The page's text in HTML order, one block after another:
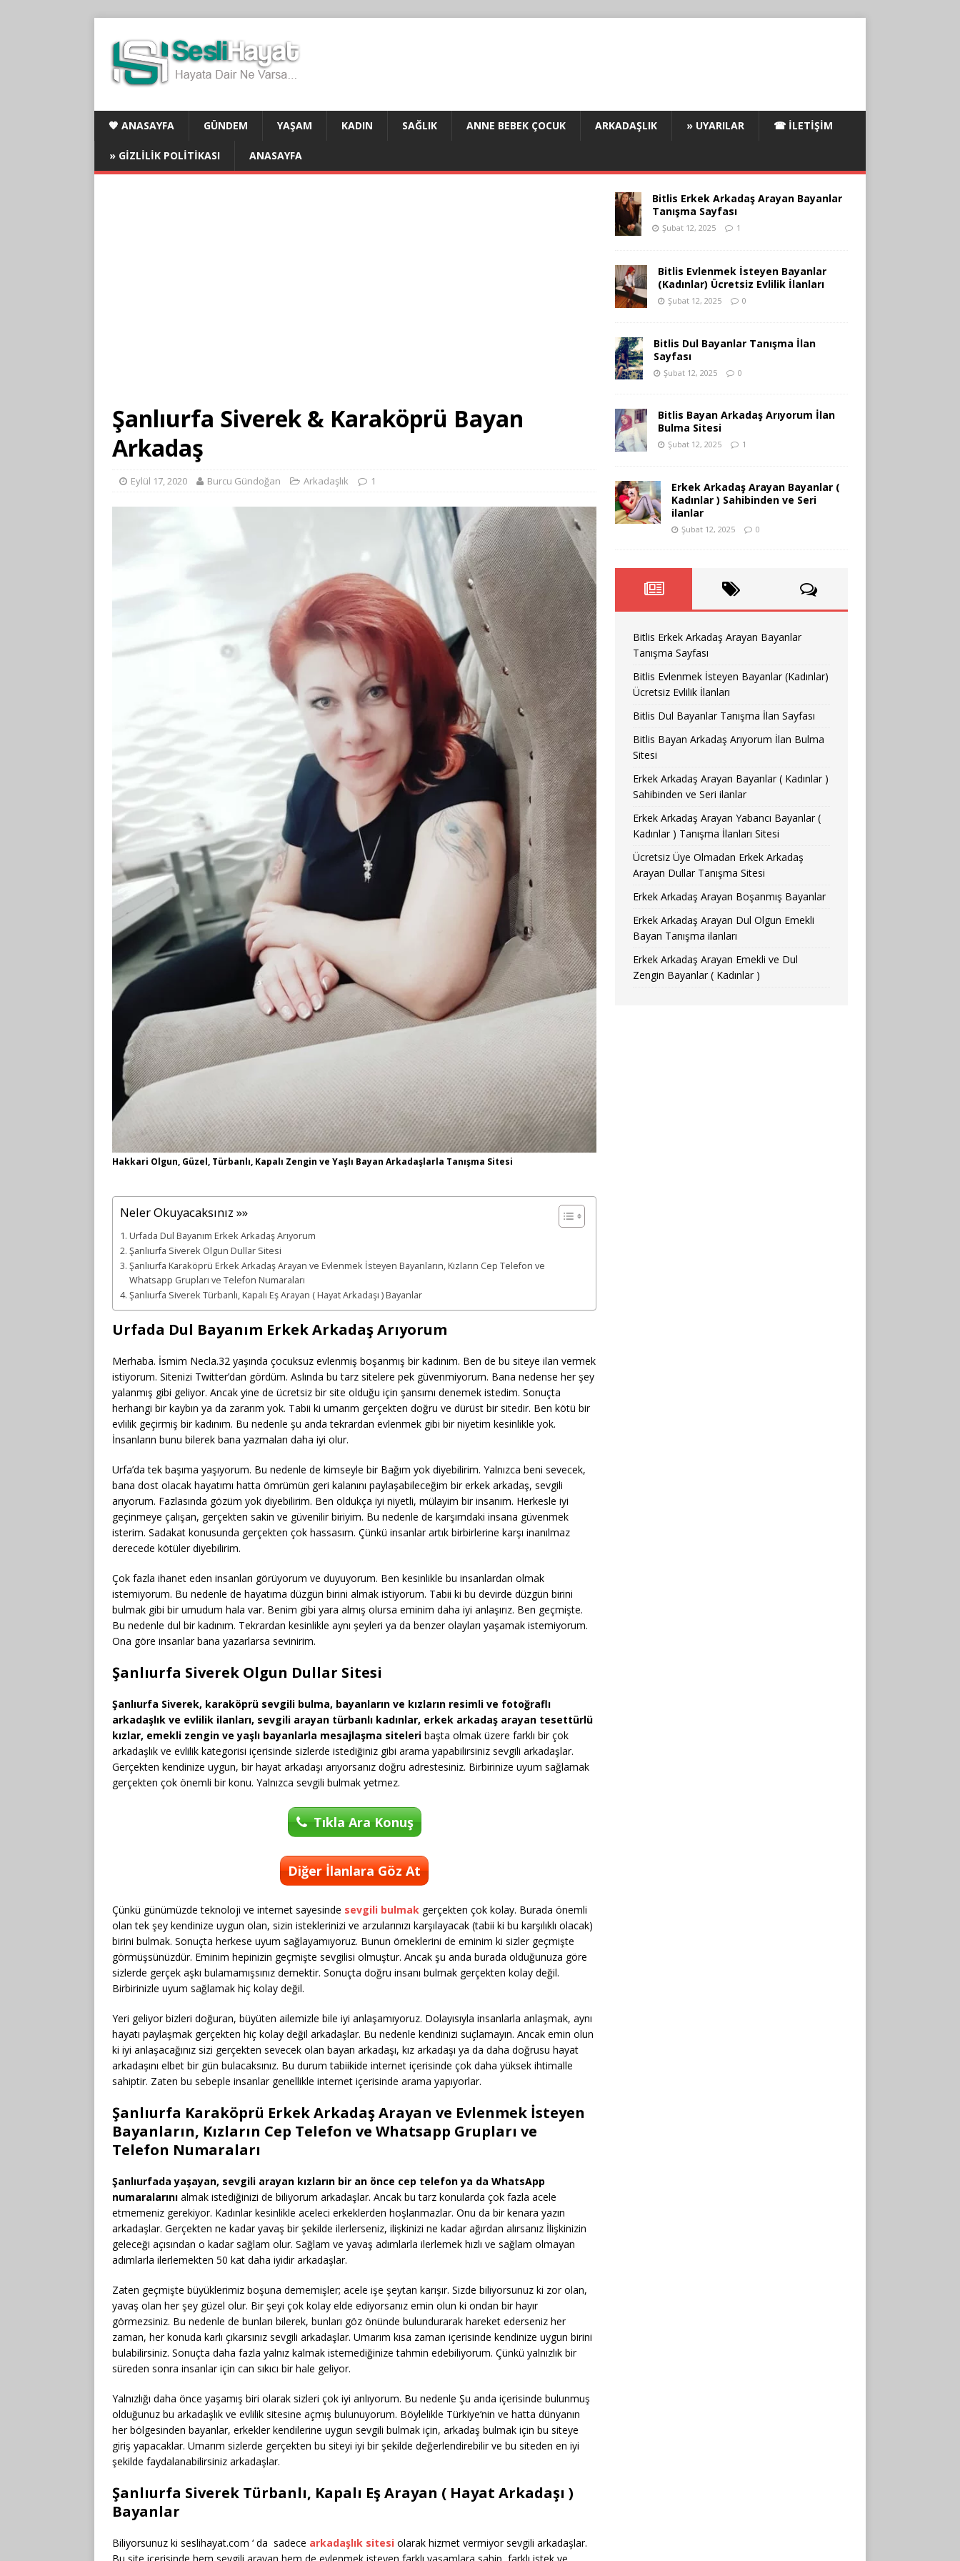
🧡 ANASAYFA GÜNDEM YAŞAM KADIN SAĞLIK ANNE BEBEK ÇOCUK ARKADAŞLIK » UYARILAR ☎ İLETIŞIM
» GIZLILIK POLITIKASI ANASAYFA
Şanlıurfa Siverek & Karaköprü Bayan
Arkadaş
Eylül 17, 2020 Burcu Gündoğan Arkadaşlık 1
Hakkari Olgun, Güzel, Türbanlı, Kapalı Zengin ve Yaşlı Bayan Arkadaşlarla Tanışma Sitesi
Neler Okuyacaksınız »»
Urfada Dul Bayanım Erkek Arkadaş Arıyorum
Şanlıurfa Siverek Olgun Dullar Sitesi
Şanlıurfa Karaköprü Erkek Arkadaş Arayan ve Evlenmek İsteyen Bayanların, Kızların Cep Telefon ve
Whatsapp Grupları ve Telefon Numaraları
Şanlıurfa Siverek Türbanlı, Kapalı Eş Arayan ( Hayat Arkadaşı ) Bayanlar
Urfada Dul Bayanım Erkek Arkadaş Arıyorum
Merhaba. İsmim Necla.32 yaşında çocuksuz evlenmiş boşanmış bir kadınım. Ben de bu siteye ilan vermek
istiyorum. Sitenizi Twitter’dan gördüm. Aslında bu tarz sitelere pek güvenmiyorum. Bana nedense her şey
yalanmış gibi geliyor. Ancak yine de ücretsiz bir site olduğu için şansımı denemek istedim. Sonuçta
herhangi bir kaybın ya da zararım yok. Tabii ki umarım gerçekten doğru ve dürüst bir sitedir. Ben kötü bir
evlilik geçirmiş bir kadınım. Bu nedenle şu anda tekrardan evlenmek gibi bir niyetim kesinlikle yok.
İnsanların bunu bilerek bana yazmaları daha iyi olur.
Urfa’da tek başıma yaşıyorum. Bu nedenle de kimseyle bir Bağım yok diyebilirim. Yalnızca beni sevecek,
bana dost olacak hayatımı hatta ömrümün geri kalanını paylaşabileceğim bir erkek arkadaş, sevgili
arıyorum. Fazlasında gözüm yok diyebilirim. Ben oldukça iyi niyetli, mülayim bir insanım. Herkesle iyi
geçinmeye çalışan, gerçekten sakin ve güvenilir biriyim. Bu nedenle de karşımdaki insana güvenmek
isterim. Sadakat konusunda gerçekten çok hassasım. Çünkü insanlar artık birbirlerine karşı inanılmaz
derecede kötüler diyebilirim.
Çok fazla ihanet eden insanları görüyorum ve duyuyorum. Ben kesinlikle bu insanlardan olmak
istemiyorum. Bu nedenle de hayatıma düzgün birini almak istiyorum. Tabii ki bu devirde düzgün birini
bulmak gibi bir umudum hala var. Benim gibi yara almış olursa eminim daha iyi anlaşırız. Ben geçmişte.
Bu nedenle dul bir kadınım. Tekrardan kesinlikle aynı şeyleri ya da benzer olayları yaşamak istemiyorum.
Ona göre insanlar bana yazarlarsa sevinirim.
Şanlıurfa Siverek Olgun Dullar Sitesi
Şanlıurfa Siverek, karaköprü sevgili bulma, bayanların ve kızların resimli ve fotoğraflı
arkadaşlık ve evlilik ilanları, sevgili arayan türbanlı kadınlar, erkek arkadaş arayan tesettürlü
kızlar, emekli zengin ve yaşlı bayanlarla mesajlaşma siteleri başta olmak üzere farklı bir çok
arkadaşlık ve evlilik kategorisi içerisinde sizlerde istediğiniz gibi arama yapabilirsiniz sevgili arkadaşlar.
Gerçekten kendinize uygun, bir hayat arkadaşı arıyorsanız doğru adrestesiniz. Birbirinize uyum sağlamak
gerçekten çok önemli bir konu. Yalnızca sevgili bulmak yetmez.
Tıkla Ara Konuş
Diğer İlanlara Göz At
Çünkü günümüzde teknoloji ve internet sayesinde sevgili bulmak gerçekten çok kolay. Burada önemli
olan tek şey kendinize uygun olan, sizin isteklerinizi ve arzularınızı karşılayacak (tabii ki bu karşılıklı olacak)
birini bulmak. Sonuçta herkese uyum sağlayamıyoruz. Bunun örneklerini de eminim ki sizler geçmişte
görmüşsünüzdür. Eminim hepinizin geçmişte sevgilisi olmuştur. Ancak şu anda burada olduğunuza göre
sizlerde gerçek aşkı bulamamışsınız demektir. Sonuçta doğru insanı bulmak gerçekten kolay değil.
Birbirinizle uyum sağlamak hiç kolay değil.
Yeri geliyor bizleri doğuran, büyüten ailemizle bile iyi anlaşamıyoruz. Dolayısıyla insanlarla anlaşmak, aynı
hayatı paylaşmak gerçekten hiç kolay değil arkadaşlar. Bu nedenle kendinizi suçlamayın. Ancak emin olun
ki iyi anlaşacağınız sizi gerçekten sevecek olan bayan arkadaşı, kız arkadaşı ya da daha doğrusu hayat
arkadaşını elbet bir gün bulacaksınız. Bu durum tabiikide internet içerisinde çok daha yüksek ihtimalle
sahiptir. Zaten bu sebeple insanlar genellikle internet içerisinde arama yapıyorlar.
Şanlıurfa Karaköprü Erkek Arkadaş Arayan ve Evlenmek İsteyen
Bayanların, Kızların Cep Telefon ve Whatsapp Grupları ve
Telefon Numaraları
Şanlıurfada yaşayan, sevgili arayan kızların bir an önce cep telefon ya da WhatsApp
numaralarını almak istediğinizi de biliyorum arkadaşlar. Ancak bu tarz konularda çok fazla acele
etmemeniz gerekiyor. Kadınlar kesinlikle aceleci erkeklerden hoşlanmazlar. Onu da bir kenara yazın
arkadaşlar. Gerçekten ne kadar yavaş bir şekilde ilerlerseniz, ilişkinizi ne kadar ağırdan alırsanız İlişkinizin
geleceği açısından o kadar sağlam olur. Sağlam ve yavaş adımlarla ilerlemek hızlı ve sağlam olmayan
adımlarla ilerlemekten 50 kat daha iyidir arkadaşlar.
Zaten geçmişte büyüklerimiz boşuna dememişler; acele işe şeytan karışır. Sizde biliyorsunuz ki zor olan,
yavaş olan her şey güzel olur. Bir şeyi çok kolay elde ediyorsanız emin olun ki ondan bir hayır
görmezsiniz. Bu nedenle de bunları bilerek, bunları göz önünde bulundurarak hareket ederseniz her
zaman, her konuda karlı çıkarsınız sevgili arkadaşlar. Umarım kısa zaman içerisinde kendinize uygun birini
bulabilirsiniz. Sonuçta daha fazla yalnız kalmak istemediğinize tahmin edebiliyorum. Çünkü yalnızlık bir
süreden sonra insanlar için can sıkıcı bir hale geliyor.
Yalnızlığı daha önce yaşamış biri olarak sizleri çok iyi anlıyorum. Bu nedenle Şu anda içerisinde bulunmuş
olduğunuz bu arkadaşlık ve evlilik sitesine açmış bulunuyorum. Böylelikle Türkiye’nin ve hatta dünyanın
her bölgesinden bayanlar, erkekler kendilerine uygun sevgili bulmak için, arkadaş bulmak için bu siteye
giriş yapacaklar. Umarım sizlerde gerçekten bu siteyi iyi bir şekilde değerlendirebilir ve bu siteden en iyi
şekilde faydalanabilirsiniz arkadaşlar.
Şanlıurfa Siverek Türbanlı, Kapalı Eş Arayan ( Hayat Arkadaşı )
Bayanlar
Biliyorsunuz ki seslihayat.com ‘ da sadece arkadaşlık sitesi olarak hizmet vermiyor sevgili arkadaşlar.
Bitlis Erkek Arkadaş Arayan Bayanlar
Tanışma Sayfası
Şubat 12, 2025 1
Bitlis Evlenmek İsteyen Bayanlar
(Kadınlar) Ücretsiz Evlilik İlanları
Şubat 12, 2025 0
Bitlis Dul Bayanlar Tanışma İlan
Sayfası
Şubat 12, 2025 0
Bitlis Bayan Arkadaş Arıyorum İlan
Bulma Sitesi
Şubat 12, 2025 1
Erkek Arkadaş Arayan Bayanlar (
Kadınlar ) Sahibinden ve Seri
ilanlar
Şubat 12, 2025 0
Bitlis Erkek Arkadaş Arayan Bayanlar
Tanışma Sayfası
Bitlis Evlenmek İsteyen Bayanlar (Kadınlar)
Ücretsiz Evlilik İlanları
Bitlis Dul Bayanlar Tanışma İlan Sayfası
Bitlis Bayan Arkadaş Arıyorum İlan Bulma
Sitesi
Erkek Arkadaş Arayan Bayanlar ( Kadınlar )
Sahibinden ve Seri ilanlar
Erkek Arkadaş Arayan Yabancı Bayanlar (
Kadınlar ) Tanışma İlanları Sitesi
Ücretsiz Üye Olmadan Erkek Arkadaş
Arayan Dullar Tanışma Sitesi
Erkek Arkadaş Arayan Boşanmış Bayanlar
Erkek Arkadaş Arayan Dul Olgun Emekli
Bayan Tanışma ilanları
Erkek Arkadaş Arayan Emekli ve Dul
Zengin Bayanlar ( Kadınlar )